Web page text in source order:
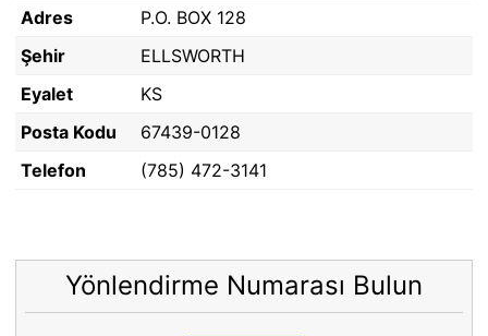
Adres
P.O. BOX 128
Şehir
ELLSWORTH
Eyalet
KS
Posta Kodu
67439-0128
Telefon
(785) 472-3141
Yönlendirme Numarası Bulun